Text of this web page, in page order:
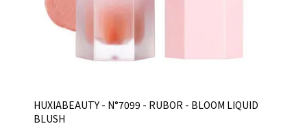
HUXIABEAUTY - N°7099 - RUBOR - BLOOM LIQUID
BLUSH